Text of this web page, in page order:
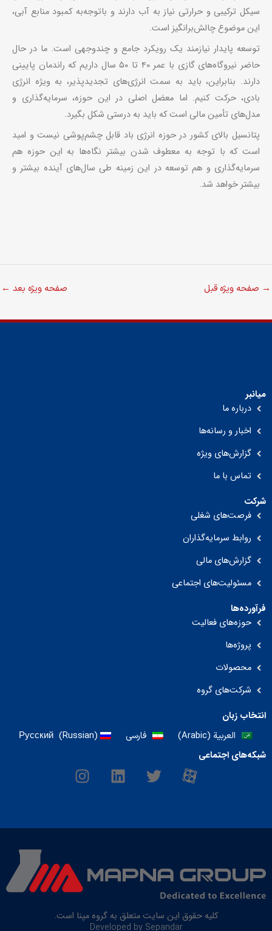
سیکل ترکیبی و حرارتی نیاز به آب دارند و باتوجه‌به کمبود منابع آبی،
این موضوع چالش‌برانگیز است.
توسعه پایدار نیازمند یک رویکرد جامع و چندوجهی است. ما در حال
حاضر نیروگاه‌های گازی با عمر ۴۰ تا ۵۰ سال داریم که راندمان پایینی
دارند. بنابراین، باید به سمت انرژی‌های تجدیدپذیر، به ویژه انرژی
بادی، حرکت کنیم. اما معضل اصلی در این حوزه، سرمایه‌گذاری و
مدل‌های تأمین مالی است که باید به درستی شکل بگیرد.
پتانسیل بالای کشور در حوزه انرژی باد قابل چشم‌پوشی نیست و امید
است که با توجه به معطوف شدن بیشتر نگاه‌ها به این حوزه هم
سرمایه‌گذاری و هم توسعه در این زمینه طی سال‌های آینده بیشتر و
بیشتر خواهد شد.
→ صفحه ویژه قبل صفحه ویژه بعد ←
میانبر
درباره ما
اخبار و رسانه‌ها
گزارش‌های ویژه
تماس با ما
شرکت
فرصت‌های شغلی
روابط سرمایه‌گذاران
گزارش‌های مالی
مسئولیت‌های اجتماعی
فرآورده‌ها
حوزه‌های فعالیت
پروژه‌ها
محصولات
شرکت‌های گروه
انتخاب زبان
العربية (
Arabic
) فارسی Русский (Russian)
شبکه‌های اجتماعی
M
-
o
a
p
a
r
T
w
t
L
i
e
n
I
n
a
a
m
کلیه حقوق این سایت متعلق به گروه مپنا است.
Developed by Sepandar